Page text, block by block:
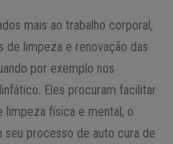
mais ao trabalho corporal,
limpeza e renovação das
por exemplo nos
Eles procuram facilitar
limpeza física e mental; o
processo de auto cura de